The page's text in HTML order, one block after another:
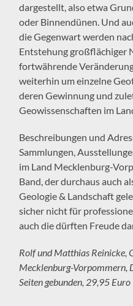
dargestellt, also etwa
oder Binnendünen. Und
die Gegenwart werden
Entstehung großflächiger
fortwährende
weiterhin um einzelne
deren Gewinnung und
Geowissenschaften im
Beschreibungen und
Sammlungen,
im Land Mecklenburg-
Band, der durchaus auch
Geologie & Landschaft
sicher nicht für
auch die dürften Freude
Rolf und Matthias Reinicke,
Mecklenburg-Vorpommern,
Seiten gebunden, 29,95 Euro